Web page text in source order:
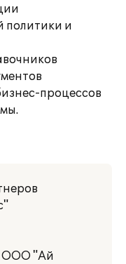
политики и
процессов
ООО "Ай